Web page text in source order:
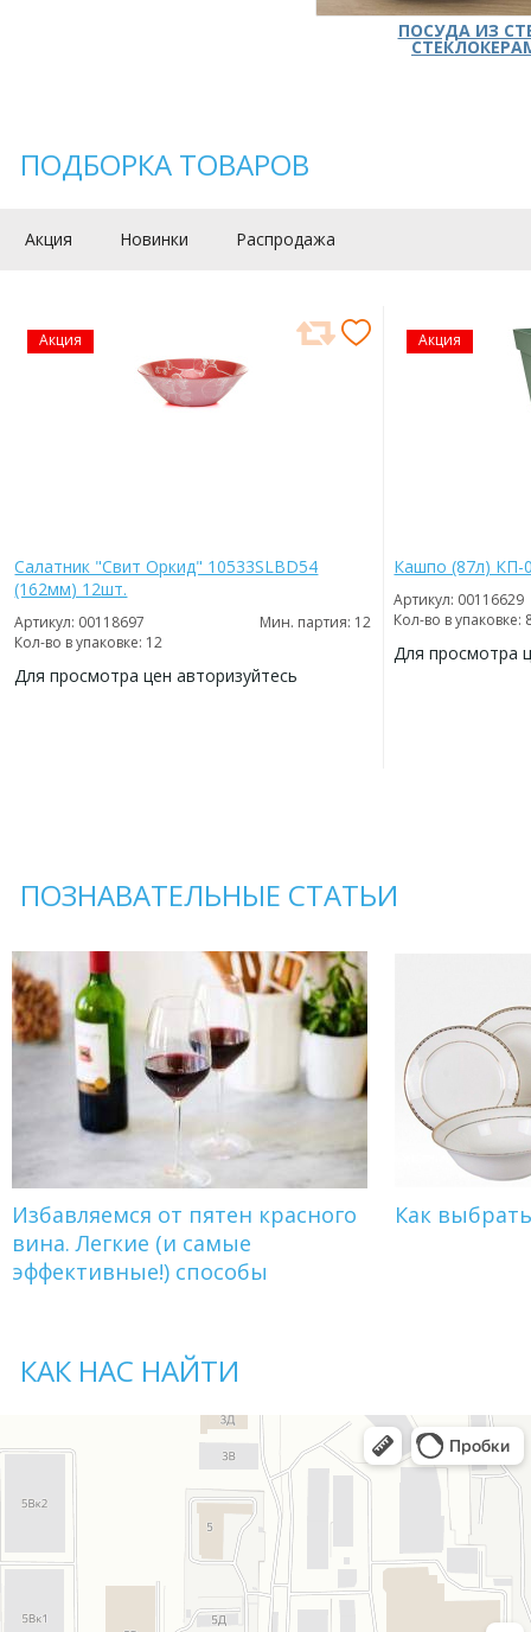
ПОСУДА ИЗ
ПОДБОРКА ТОВАРОВ
Акция Новинки Распродажа
Акция
Салатник "Свит Оркид" 10533SLBD54
(162мм) 12шт.
Артикул: 00118697
Мин. партия: 12
Кол-во в упаковке: 12
Для просмотра цен авторизуйтесь
Акция
Кашпо (87л) КП-
Артикул: 00116629
Кол-во в упаковке:
Для просмотра
ПОЗНАВАТЕЛЬНЫЕ СТАТЬИ
Избавляемся от пятен красного
вина. Легкие (и самые
эффективные!) способы
Как
КАК НАС НАЙТИ